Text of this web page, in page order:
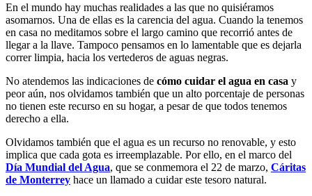
En el mundo hay muchas realidades a las que no quisiéramos
asomarnos. Una de ellas es la carencia del agua. Cuando la tenemos
en casa no meditamos sobre el largo camino que recorrió antes de
llegar a la llave. Tampoco pensamos en lo lamentable que es dejarla
correr limpia, hacia los vertederos de aguas negras.
No atendemos las indicaciones de cómo cuidar el agua en casa y
peor aún, nos olvidamos también que un alto porcentaje de personas
no tienen este recurso en su hogar, a pesar de que todos tenemos
derecho a ella.
Olvidamos también que el agua es un recurso no renovable, y esto
implica que cada gota es irreemplazable. Por ello, en el marco del
Día Mundial del Agua, que se conmemora el 22 de marzo, Cáritas
de Monterrey hace un llamado a cuidar este tesoro natural.